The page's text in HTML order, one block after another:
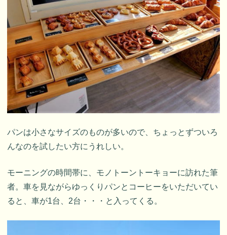
パンは小さなサイズのものが多いので、ちょっとずついろ
んなのを試したい方にうれしい。
モーニングの時間帯に、モノトーントーキョーに訪れた筆
者。車を見ながらゆっくりパンとコーヒーをいただいてい
ると、車が1台、2台・・・と入ってくる。